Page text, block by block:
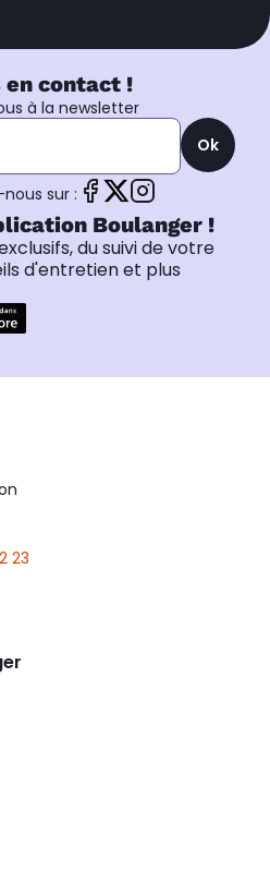
en contact !
à la newsletter
Ok
sur :
Boulanger !
du suivi de votre
d'entretien et plus
23